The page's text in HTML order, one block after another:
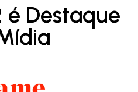
é Destaque